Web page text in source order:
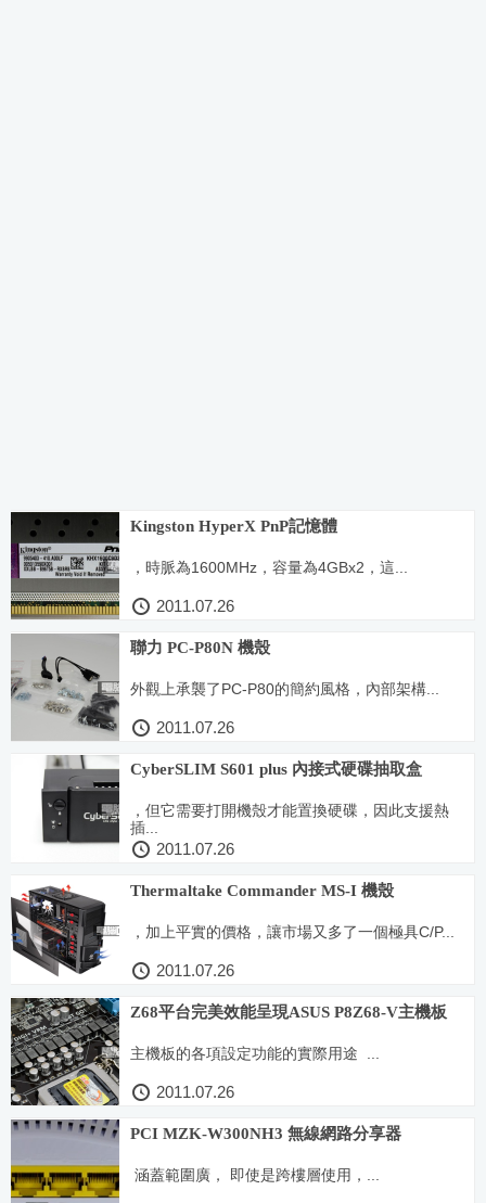
Kingston HyperX PnP記憶體
，時脈為1600MHz，容量為4GBx2，這...
2011.07.26
聯力 PC-P80N 機殼
外觀上承襲了PC-P80的簡約風格，內部架構...
2011.07.26
CyberSLIM S601 plus 內接式硬碟抽取盒
，但它需要打開機殼才能置換硬碟，因此支援熱
插...
2011.07.26
Thermaltake Commander MS-I 機殼
，加上平實的價格，讓市場又多了一個極具C/P...
2011.07.26
Z68平台完美效能呈現ASUS P8Z68-V主機板
主機板的各項設定功能的實際用途 ...
2011.07.26
PCI MZK-W300NH3 無線網路分享器
涵蓋範圍廣， 即使是跨樓層使用，...